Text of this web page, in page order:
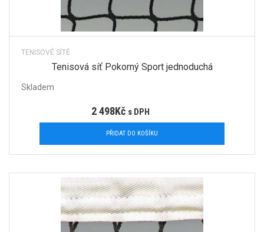
TENISOVÉ SÍTĚ
Tenisová síť Pokorný Sport jednoduchá
2 498Kč s DPH
Skladem
PŘIDAT DO KOŠÍKU